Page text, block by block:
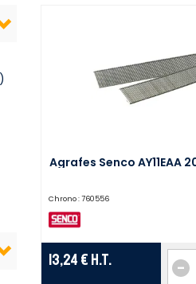
Agrafes Senco AY11EAA
Chrono :760556
13,24 € H.T. -